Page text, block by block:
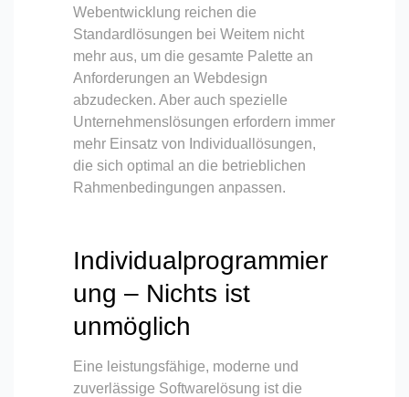
Webentwicklung reichen die
Standardlösungen bei Weitem nicht
mehr aus, um die gesamte Palette an
Anforderungen an Webdesign
abzudecken. Aber auch spezielle
Unternehmenslösungen erfordern immer
mehr Einsatz von Individuallösungen,
die sich optimal an die betrieblichen
Rahmenbedingungen anpassen.
Individualprogrammier
ung – Nichts ist
unmöglich
Eine leistungsfähige, moderne und
zuverlässige Softwarelösung ist die